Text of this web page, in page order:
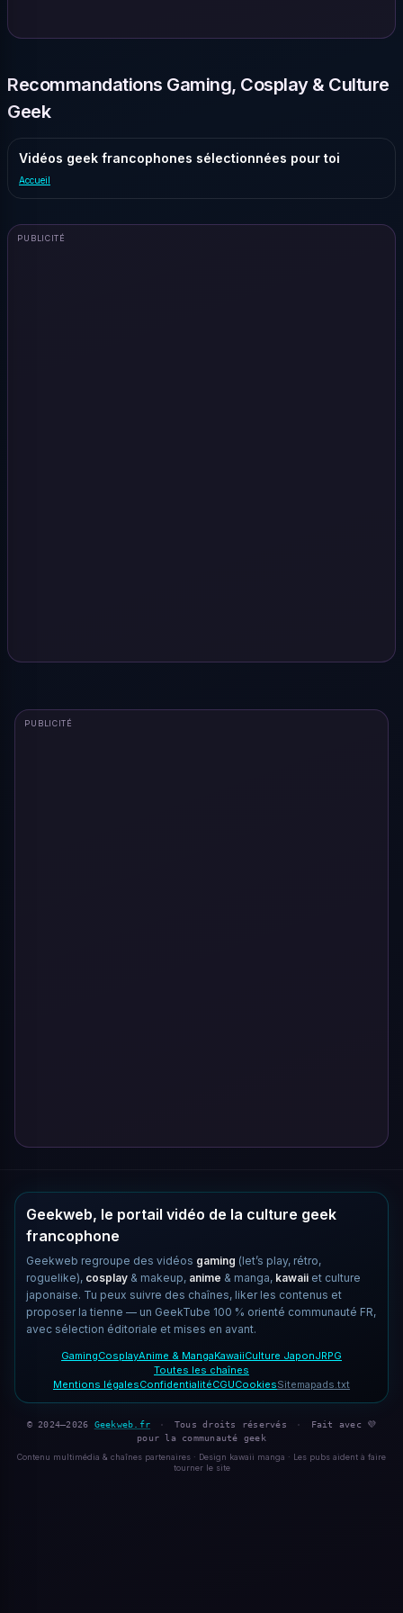
Recommandations Gaming, Cosplay & Culture
Geek
Vidéos geek francophones sélectionnées pour toi
Accueil
PUBLICITÉ
PUBLICITÉ
Geekweb, le portail vidéo de la culture geek
francophone
Geekweb regroupe des vidéos gaming (let’s play, rétro,
roguelike), cosplay & makeup, anime & manga, kawaii et culture
japonaise. Tu peux suivre des chaînes, liker les contenus et
proposer la tienne — un GeekTube 100 % orienté communauté FR,
avec sélection éditoriale et mises en avant.
GamingCosplayAnime & MangaKawaiiCulture JaponJRPG
Toutes les chaînes
Mentions légalesConfidentialitéCGUCookiesSitemapads.txt
© 2024–2026 Geekweb.fr · Tous droits réservés ·
Fait avec 💜
pour la communauté geek
Contenu multimédia & chaînes partenaires · Design kawaii manga · Les pubs aident à faire
tourner le site